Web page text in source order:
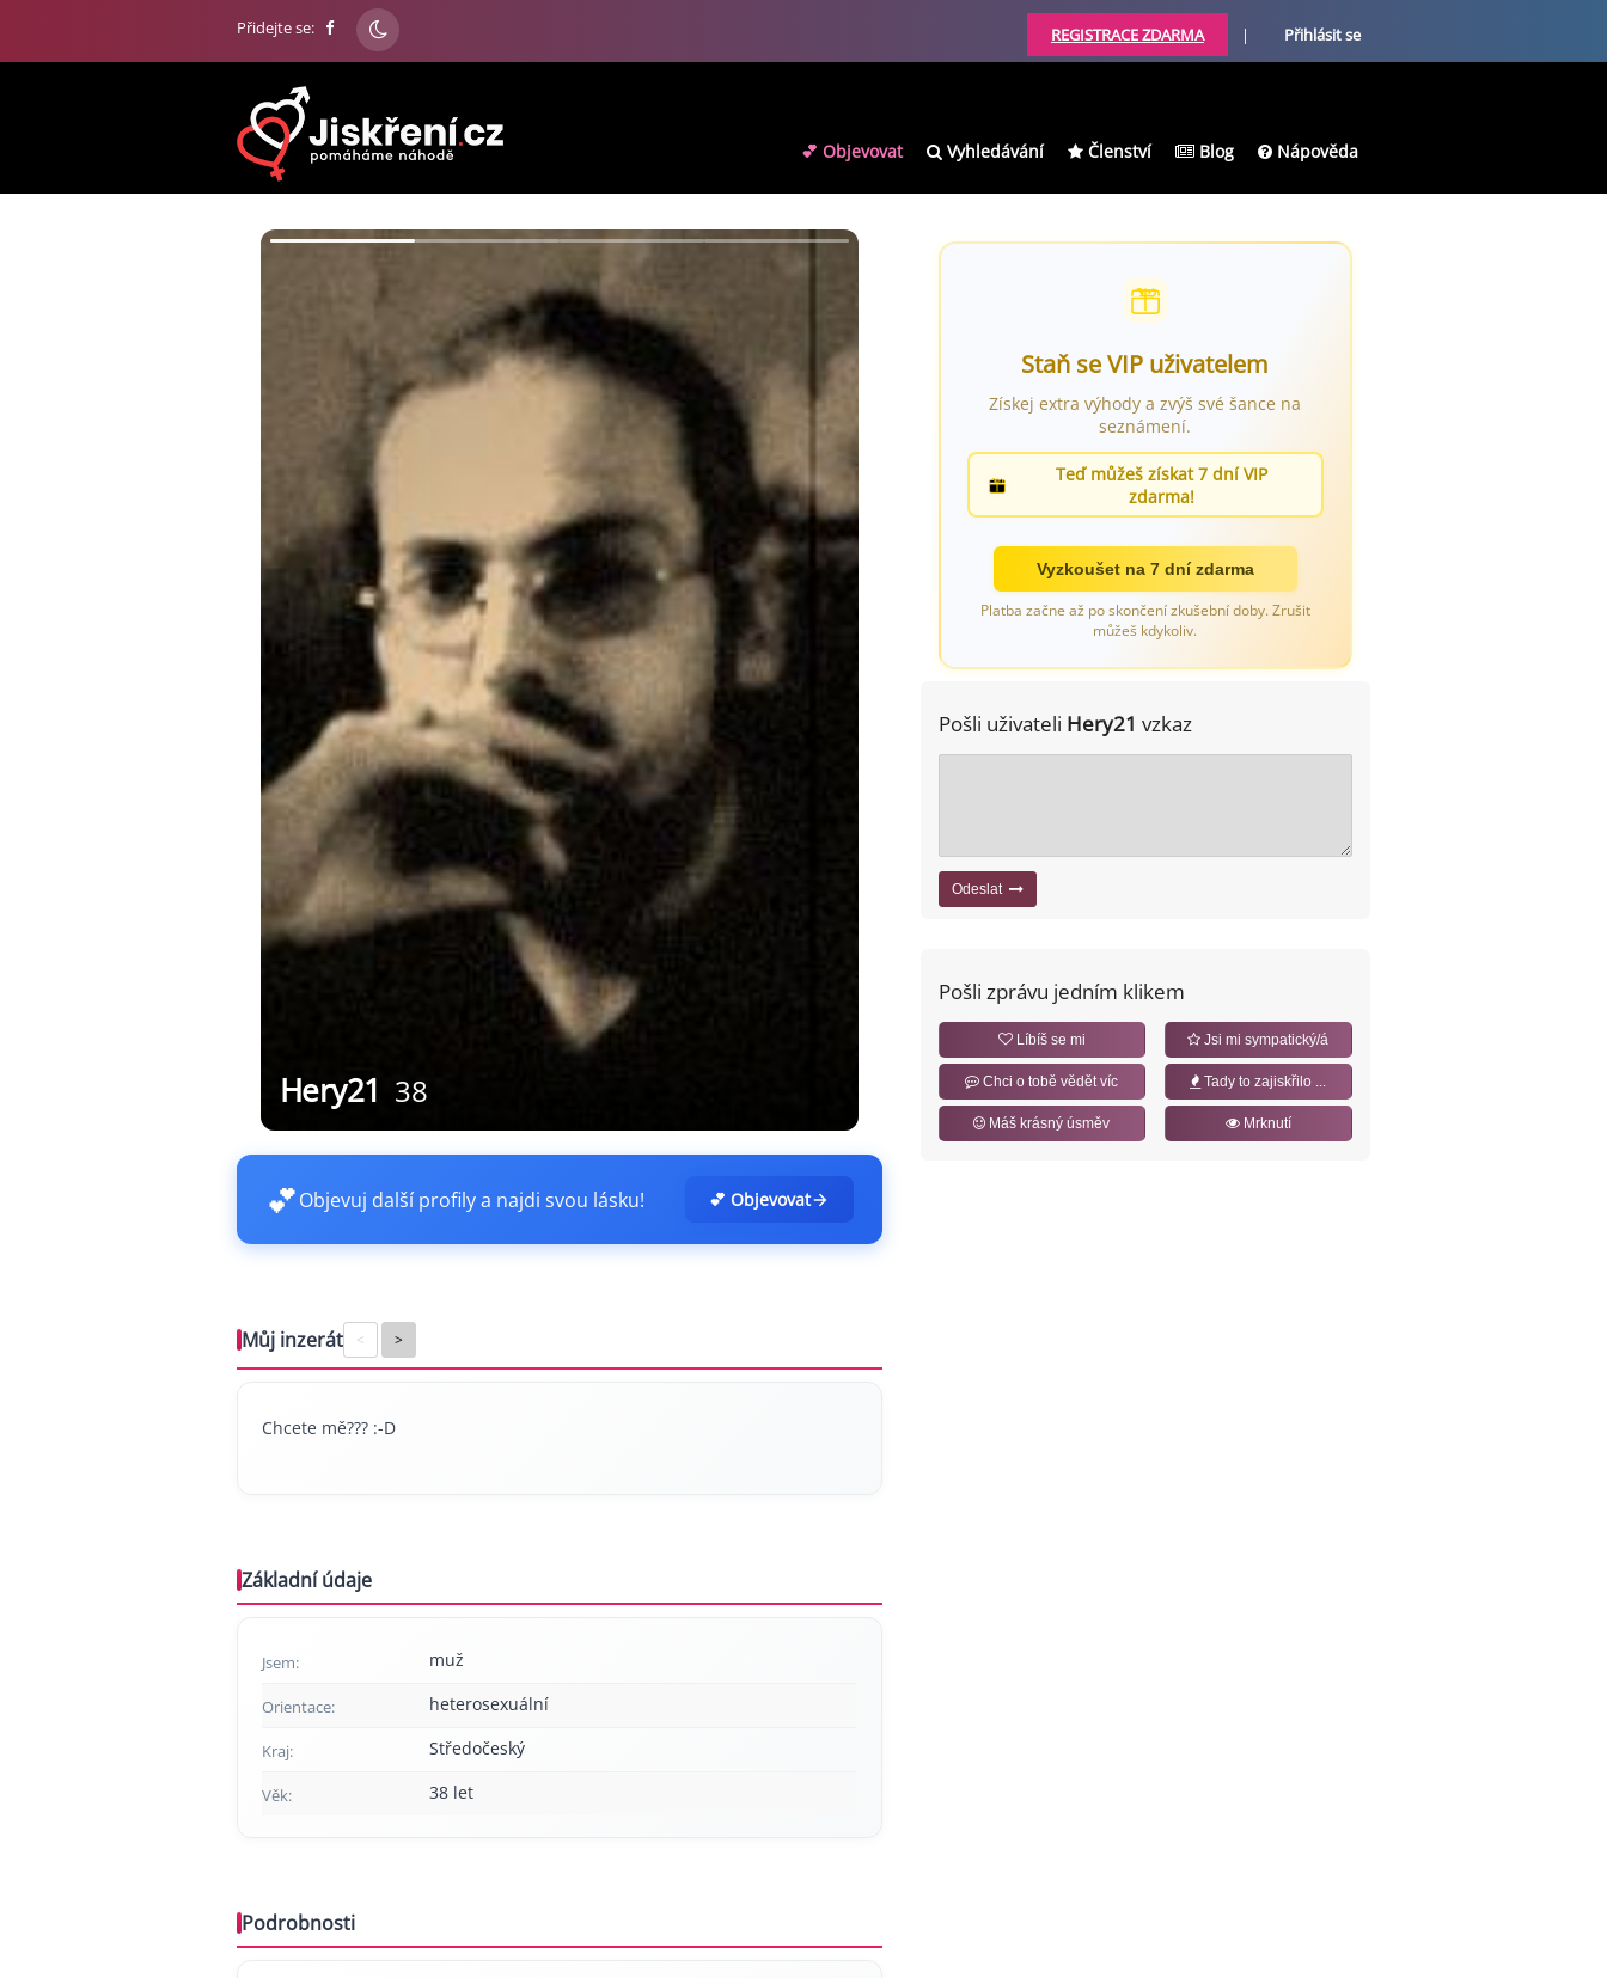
Přidejte se: REGISTRACE ZDARMA | Přihlásit se
💕 Objevovat Vyhledávání Členství Blog Nápověda
Hery21 38
💕Objevuj další profily a najdi svou lásku! 💕 Objevovat
Můj inzerát < >
Chcete mě??? :-D
Základní údaje
Jsem: muž
Orientace: heterosexuální
Kraj: Středočeský
Věk: 38 let
Podrobnosti
Staň se VIP uživatelem
Získej extra výhody a zvýš své šance na
seznámení.
Teď můžeš získat 7 dní VIP
zdarma!
Vyzkoušet na 7 dní zdarma
Platba začne až po skončení zkušební doby. Zrušit
můžeš kdykoliv.
Pošli uživateli Hery21 vzkaz
Odeslat
Pošli zprávu jedním klikem
Líbíš se mi Jsi mi sympatický/á
Chci o tobě vědět víc Tady to zajiskřilo ...
Máš krásný úsměv Mrknutí